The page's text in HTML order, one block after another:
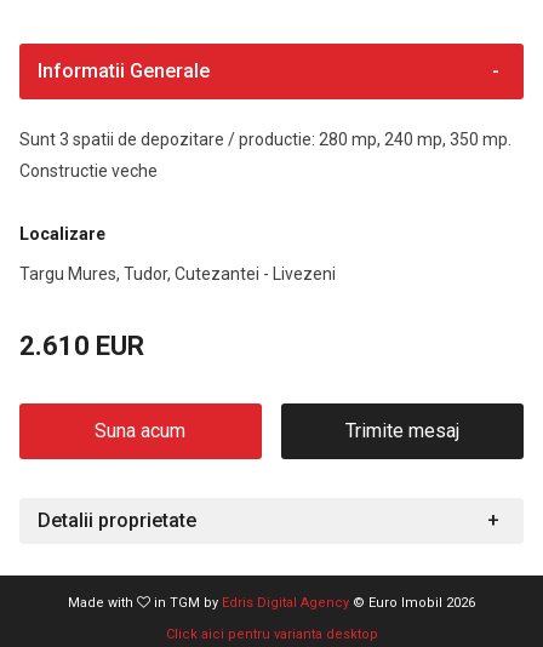
Informatii Generale
Sunt 3 spatii de depozitare / productie: 280 mp, 240 mp, 350 mp.
Constructie veche
Localizare
Targu Mures, Tudor, Cutezantei - Livezeni
2.610 EUR
Suna acum Trimite mesaj
Detalii proprietate
Made with in TGM by Edris Digital Agency © Euro Imobil 2026
Click aici pentru varianta desktop